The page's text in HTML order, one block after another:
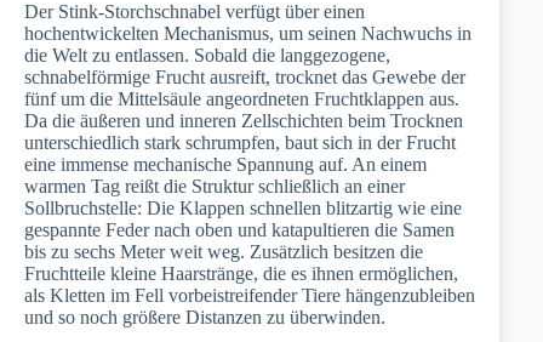
Der Stink-Storchschnabel verfügt über einen
hochentwickelten Mechanismus, um seinen Nachwuchs in
die Welt zu entlassen. Sobald die langgezogene,
schnabelförmige Frucht ausreift, trocknet das Gewebe der
fünf um die Mittelsäule angeordneten Fruchtklappen aus.
Da die äußeren und inneren Zellschichten beim Trocknen
unterschiedlich stark schrumpfen, baut sich in der Frucht
eine immense mechanische Spannung auf. An einem
warmen Tag reißt die Struktur schließlich an einer
Sollbruchstelle: Die Klappen schnellen blitzartig wie eine
gespannte Feder nach oben und katapultieren die Samen
bis zu sechs Meter weit weg. Zusätzlich besitzen die
Fruchtteile kleine Haarstränge, die es ihnen ermöglichen,
als Kletten im Fell vorbeistreifender Tiere hängenzubleiben
und so noch größere Distanzen zu überwinden.